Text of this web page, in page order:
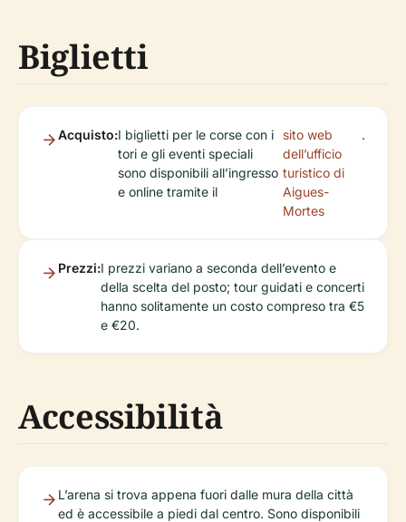
Biglietti
Acquisto:I biglietti per le corse con i
tori e gli eventi speciali
sono disponibili all’ingresso
e online tramite il
sito web
dell’ufficio
turistico di
Aigues-
Mortes
.
Prezzi:I prezzi variano a seconda dell’evento e
della scelta del posto; tour guidati e concerti
hanno solitamente un costo compreso tra €5
e €20.
Accessibilità
L’arena si trova appena fuori dalle mura della città
ed è accessibile a piedi dal centro. Sono disponibili